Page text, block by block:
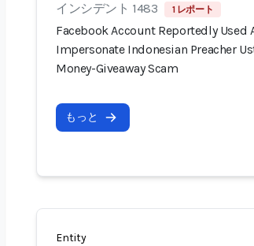
インシデント 1483 1 レポート
Facebook Account Reportedly Used
Impersonate Indonesian Preacher
Money-Giveaway Scam
もっと
Entity